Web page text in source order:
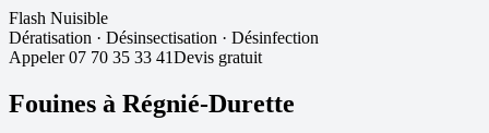
Flash Nuisible
Dératisation · Désinsectisation · Désinfection
Appeler 07 70 35 33 41Devis gratuit
Fouines à Régnié-Durette